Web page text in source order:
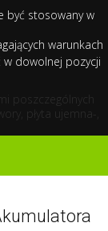
być stosowany w
warunkach
dowolnej pozycji